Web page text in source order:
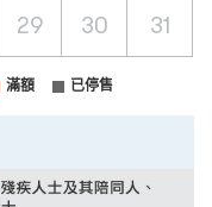
29 30 31
滿額 已停售